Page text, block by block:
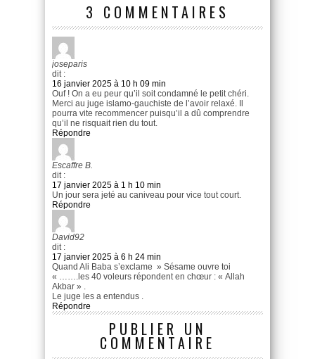
3 COMMENTAIRES
joseparis
dit :
16 janvier 2025 à 10 h 09 min
Ouf ! On a eu peur qu’il soit condamné le petit chéri.
Merci au juge islamo-gauchiste de l’avoir relaxé. Il
pourra vite recommencer puisqu’il a dû comprendre
qu’il ne risquait rien du tout.
Répondre
Escaffre B.
dit :
17 janvier 2025 à 1 h 10 min
Un jour sera jeté au caniveau pour vice tout court.
Répondre
David92
dit :
17 janvier 2025 à 6 h 24 min
Quand Ali Baba s’exclame » Sésame ouvre toi
« …….les 40 voleurs répondent en chœur : « Allah
Akbar » .
Le juge les a entendus .
Répondre
PUBLIER UN
COMMENTAIRE